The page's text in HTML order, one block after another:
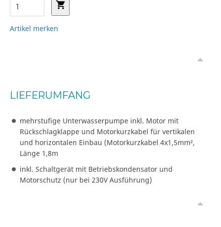
Artikel merken
LIEFERUMFANG
mehrstufige Unterwasserpumpe inkl. Motor mit
Rückschlagklappe und Motorkurzkabel für vertikalen
und horizontalen Einbau (Motorkurzkabel 4x1,5mm²,
Länge 1,8m
inkl. Schaltgerät mit Betriebskondensator und
Motorschutz (nur bei 230V Ausführung)